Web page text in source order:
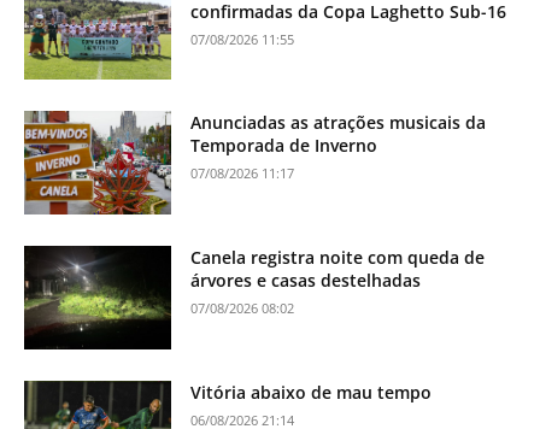
confirmadas da Copa Laghetto Sub-16
07/08/2026 11:55
Anunciadas as atrações musicais da
Temporada de Inverno
07/08/2026 11:17
Canela registra noite com queda de
árvores e casas destelhadas
07/08/2026 08:02
Vitória abaixo de mau tempo
06/08/2026 21:14